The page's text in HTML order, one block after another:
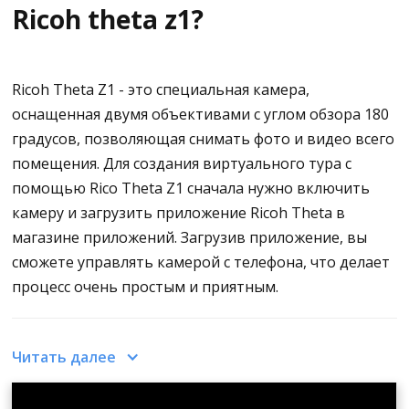
Выберите файлы .insp, которые необходимо
Преобразование фотографий можно
выполнять партиями, что может занять
несколько минут
Перед экспортом фотографий в JPG проверьте
в меню стабилизации, установлен ли флажок
"автоматическая горизонтальная коррекция".
Это позволяет убедиться в том, что
наклона. Многие фотографы очень
внимательно следят за тем, чтобы их
Ricoh theta z1?
Ricoh Theta Z1 - это специальная камера,
оснащенная двумя объективами с углом обзора 180
градусов, позволяющая снимать фото и видео всего
помещения. Для создания виртуального тура с
помощью Rico Theta Z1 сначала нужно включить
камеру и загрузить приложение Ricoh Theta в
магазине приложений. Загрузив приложение, вы
сможете управлять камерой с телефона, что делает
процесс очень простым и приятным.
Для подключения камеры к телефону получите
Читать далее